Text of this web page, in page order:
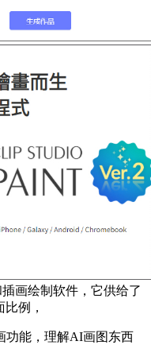
画绘制软件，它供给了
例，
能，理解AI画图东西